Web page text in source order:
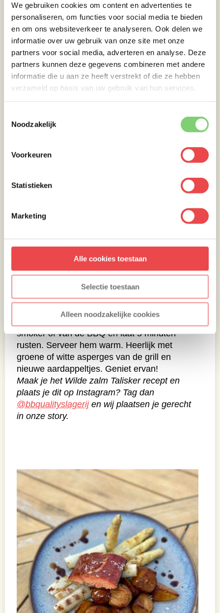
We gebruiken cookies om content en advertenties te
personaliseren, om functies voor social media te bieden
en om ons websiteverkeer te analyseren. Ook delen we
informatie over uw gebruik van onze site met onze
partners voor social media, adverteren en analyse. Deze
partners kunnen deze gegevens combineren met andere
informatie die u aan ze heeft verstrekt of die ze hebben
verzameld op basis van uw gebruik van hun services.
Noodzakelijk
Voorkeuren
Statistieken
Marketing
Alle cookies toestaan
Selectie toestaan
Alleen noodzakelijke cookies
Voeg om de 45 minuten een nieuw handje
rooksnippers toe op de kolen en houd de
temperatuur goed in de gaten. Laat de
zalmfilet roken tot hij stevig en goud – tot
donkerbruin is gekleurd. Hou de kleur dus
goed in de gaten, want zo bepaal je of hij
klaar is. Geen exacte tijd ofkerntemperatuur
deze keer!
Aan tafel
Wanneer de zalm gaar is, haal je ‘m uit de
smoker of van de BBQ en laat 5 minuten
rusten. Serveer hem warm. Heerlijk met
groene of witte asperges van de grill en
nieuwe aardappeltjes. Geniet ervan!
Maak je het Wilde zalm Talisker recept en
plaats je dit op Instagram? Tag dan
@bbqualityslagerijen wij plaatsen je gerecht
in onze story.